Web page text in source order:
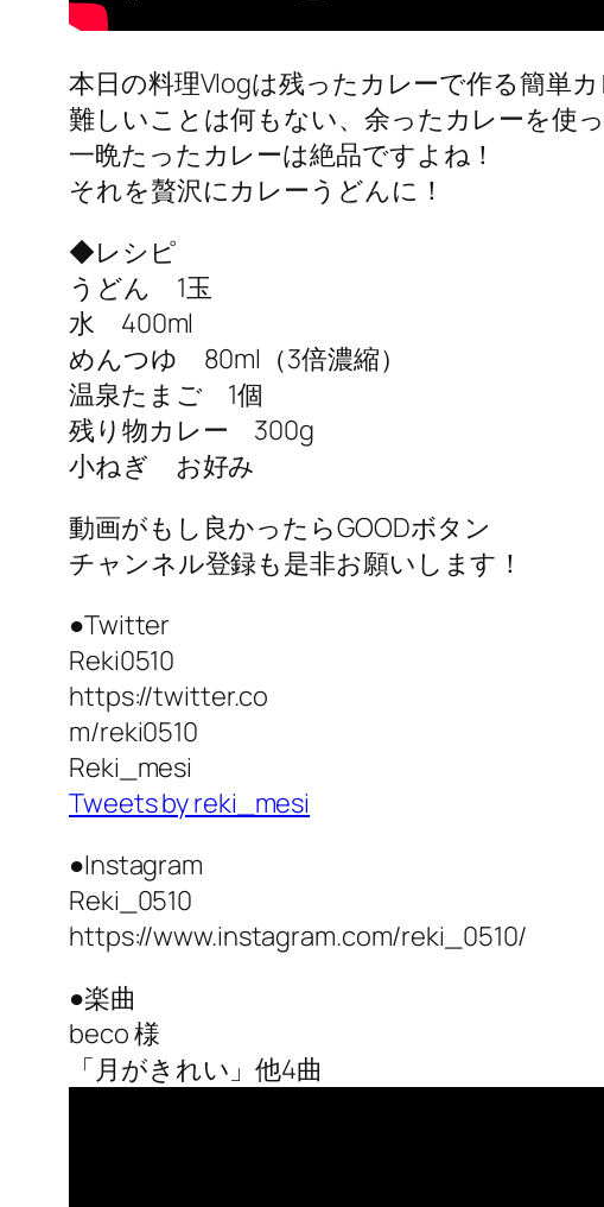
本日の料理Vlogは残ったカレーで作る簡単
難しいことは何もない、余ったカレーを使
一晩たったカレーは絶品ですよね！
それを贅沢にカレーうどんに！
◆レシピ
うどん 1玉
水 400ml
めんつゆ 80ml（3倍濃縮）
温泉たまご 1個
残り物カレー 300g
小ねぎ お好み
動画がもし良かったらGOODボタン
チャンネル登録も是非お願いします！
●Twitter
Reki0510
https://twitter.co
m/reki0510
Reki_mesi
Tweets by reki_mesi
●Instagram
Reki_0510
https://www.instagram.com/reki_0510/
●楽曲
beco 様
「月がきれい」他4曲